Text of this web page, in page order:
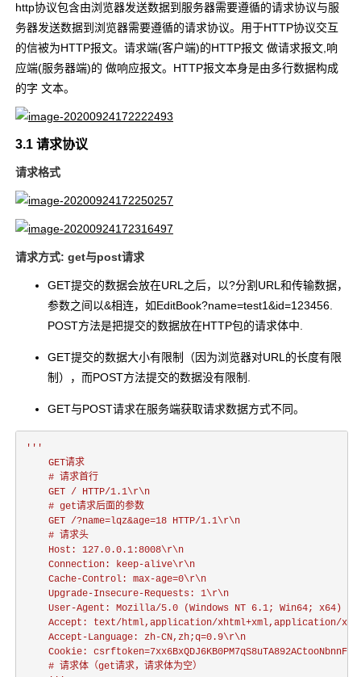
http协议包含由浏览器发送数据到服务器需要遵循的请求协议与服
务器发送数据到浏览器需要遵循的请求协议。用于HTTP协议交互
的信被为HTTP报文。请求端(客户端)的HTTP报文 做请求报文,响
应端(服务器端)的 做响应报文。HTTP报文本身是由多行数据构成
的字 文本。
3.1 请求协议
请求格式
请求方式: get与post请求
GET提交的数据会放在URL之后，以?分割URL和传输数据，
参数之间以&相连，如EditBook?name=test1&id=123456.
POST方法是把提交的数据放在HTTP包的请求体中.
GET提交的数据大小有限制（因为浏览器对URL的长度有限
制），而POST方法提交的数据没有限制.
GET与POST请求在服务端获取请求数据方式不同。
'''
    GET请求
    # 请求首行
    GET / HTTP/1.1\r\n
    # get请求后面的参数
    GET /?name=lqz&age=18 HTTP/1.1\r\n
    # 请求头
    Host: 127.0.0.1:8008\r\n
    Connection: keep-alive\r\n
    Cache-Control: max-age=0\r\n
    Upgrade-Insecure-Requests: 1\r\n
User-Agent: Mozilla/5.0 (Windows NT 6.1; Win64; x64)
Accept: text/html,application/xhtml+xml,application/
    Accept-Language: zh-CN,zh;q=0.9\r\n
Cookie:
    # 请求体（get请求，请求体为空）